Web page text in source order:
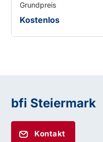
Grundpreis
Kostenlos
bfi Steiermark
Kontakt